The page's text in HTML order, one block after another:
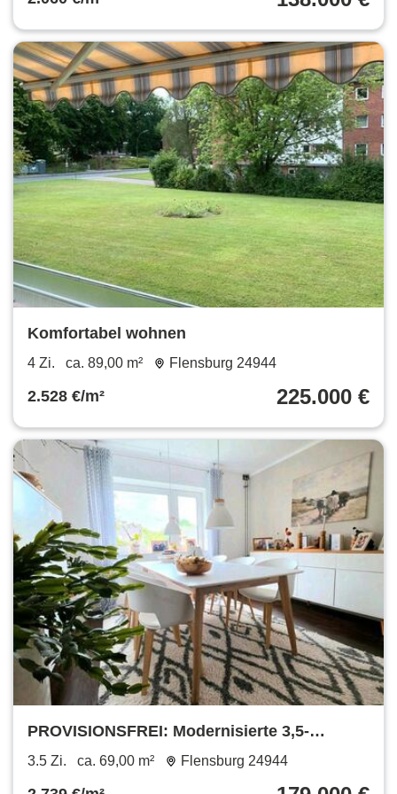
Komfortabel wohnen
4 Zi. ca. 89,00 m² Flensburg 24944
2.528 €/m² 225.000 €
PROVISIONSFREI: Modernisierte 3,5-
Zimmer-Wohnung mit Südbalkon
3.5 Zi. ca. 69,00 m² Flensburg 24944